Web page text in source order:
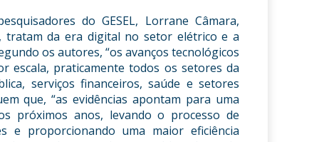
do GESEL, Lorrane Câmara,
tratam da era digital no setor elétrico e a
os autores, “os avanços tecnológicos
escala, praticamente todos os setores da
serviços financeiros, saúde e setores
que, “as evidências apontam para uma
próximos anos, levando o processo de
e proporcionando uma maior eficiência